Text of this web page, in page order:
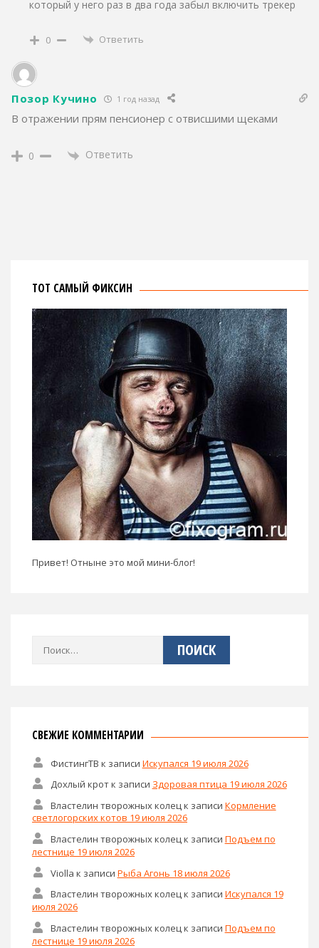
который у него раз в два года забыл включить трекер
0 Ответить
Позор Кучино 1 год назад
В отражении прям пенсионер с отвисшими щеками
0 Ответить
ТОТ САМЫЙ ФИКСИН
Привет! Отныне это мой мини-блог!
СВЕЖИЕ КОММЕНТАРИИ
ФистингТВ к записи Искупался 19 июля 2026
Дохлый кротк записи Здоровая птица 19 июля 2026
Властелин творожных колец к записи Кормление
светлогорских котов 19 июля 2026
Властелин творожных колецк записи Подъем по
лестнице 19 июля 2026
Violla к записи Рыба Агонь 18 июля 2026
Властелин творожных колецк записи Искупался 19
июля 2026
Властелин творожных колецк записи Подъем по
лестнице 19 июля 2026